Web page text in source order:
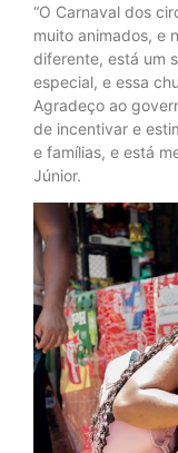
“O Carnaval dos
muito animados, e
diferente, está um
especial, e essa
Agradeço ao
de incentivar e
e famílias, e está
Júnior.